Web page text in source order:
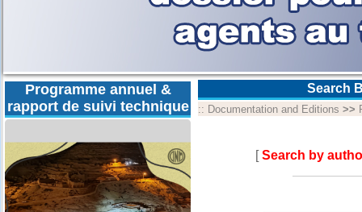
Programme annuel &
rapport de suivi technique
Search
:: Documentation and Editions >>
[Search by